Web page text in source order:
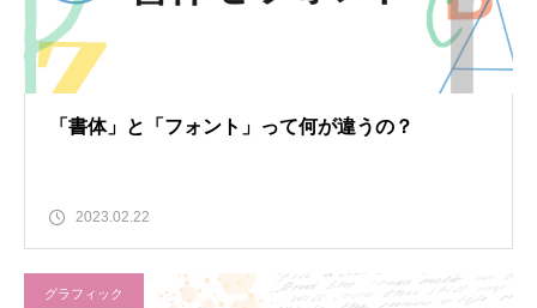
「書体」と「フォント」って何が違うの？
2023.02.22
グラフィック